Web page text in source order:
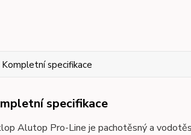
Kompletní specifikace
specifikace
Alutop Pro-Line je pachotěsný a